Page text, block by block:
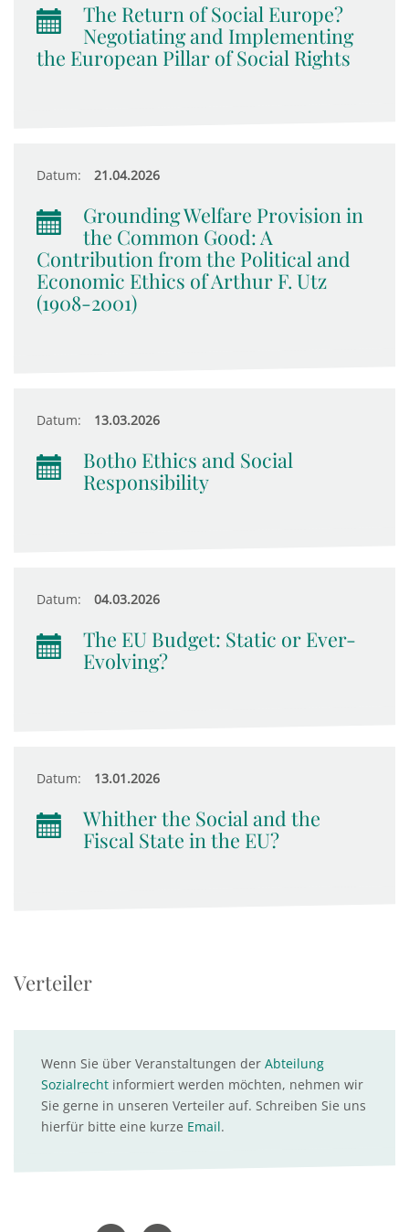
The Return of Social Europe?
Negotiating and Implementing
the European Pillar of Social Rights
Datum: 21.04.2026
Grounding Welfare Provision in
the Common Good: A
Contribution from the Political and
Economic Ethics of Arthur F. Utz
(1908-2001)
Datum: 13.03.2026
Botho Ethics and Social
Responsibility
Datum: 04.03.2026
The EU Budget: Static or Ever-
Evolving?
Datum: 13.01.2026
Whither the Social and the
Fiscal State in the EU?
Verteiler
Wenn Sie über Veranstaltungen der Abteilung
Sozialrecht informiert werden möchten, nehmen wir
Sie gerne in unseren Verteiler auf. Schreiben Sie uns
hierfür bitte eine kurze Email.